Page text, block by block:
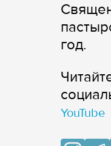
год.
YouTube